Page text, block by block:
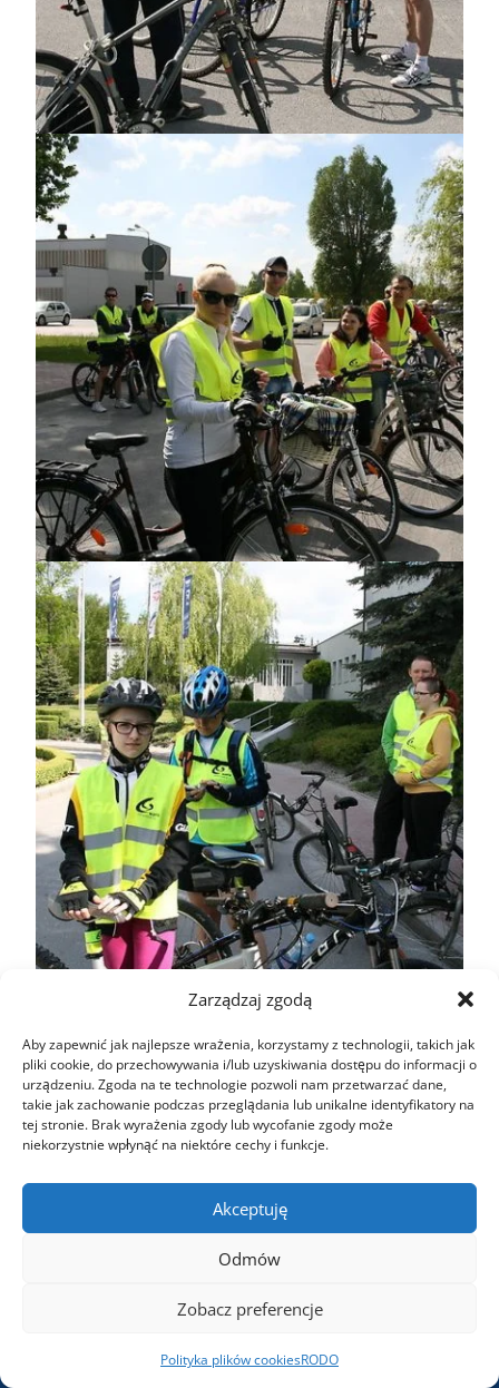
Zarządzaj zgodą
Aby zapewnić jak najlepsze wrażenia, korzystamy z technologii, takich jak
pliki cookie, do przechowywania i/lub uzyskiwania dostępu do informacji o
urządzeniu. Zgoda na te technologie pozwoli nam przetwarzać dane,
takie jak zachowanie podczas przeglądania lub unikalne identyfikatory na
tej stronie. Brak wyrażenia zgody lub wycofanie zgody może
niekorzystnie wpłynąć na niektóre cechy i funkcje.
Akceptuję
Odmów
Zobacz preferencje
Polityka plików cookiesRODO